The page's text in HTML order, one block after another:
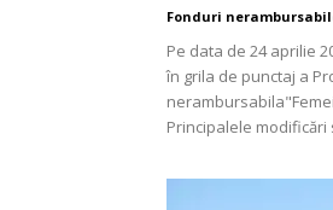
Fonduri
Pe data de 24 aprilie
în grila de punctaj a
Principalele modificări